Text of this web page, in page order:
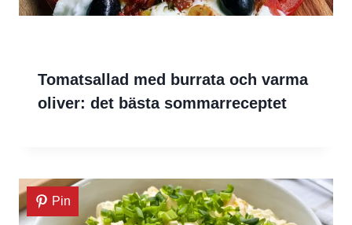
Tomatsallad med burrata och varma
oliver: det bästa sommarreceptet
Pin